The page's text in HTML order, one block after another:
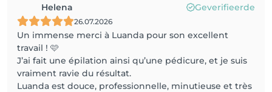
Helena Geverifieerde
26.07.2026
Un immense merci à Luanda pour son excellent
travail ! 🩷
J’ai fait une épilation ainsi qu’une pédicure, et je suis
vraiment ravie du résultat.
Luanda est douce, professionnelle, minutieuse et très